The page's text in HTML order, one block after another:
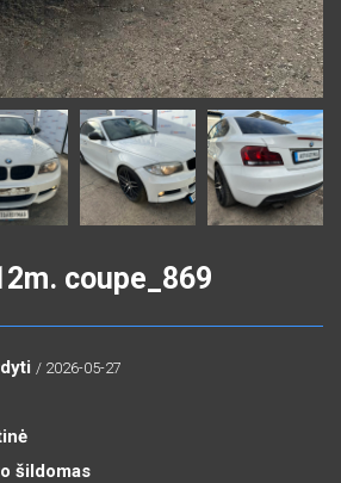
coupe_869
/ 2026-05-27
šildomas